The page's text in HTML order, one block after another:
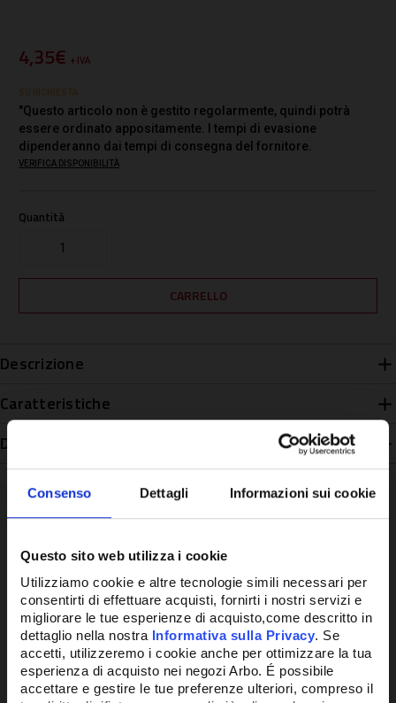
Consenso Dettagli Informazioni sui cookie
Questo sito web utilizza i cookie
Utilizziamo cookie e altre tecnologie simili necessari per
consentirti di effettuare acquisti, fornirti i nostri servizi e
migliorare le tue esperienze di acquisto,come descritto in
dettaglio nella nostra Informativa sulla Privacy. Se
accetti, utilizzeremo i cookie anche per ottimizzare la tua
esperienza di acquisto nei negozi Arbo. É possibile
accettare e gestire le tue preferenze ulteriori, compreso il
4,35€ + IVA
SU RICHIESTA
"Questo articolo non è gestito regolarmente, quindi potrà
essere ordinato appositamente. I tempi di evasione
dipenderanno dai tempi di consegna del fornitore.
VERIFICA DISPONIBILITÀ
Quantità
Descrizione
Caratteristiche
Disponibilità
Potrebbe anche interessarti